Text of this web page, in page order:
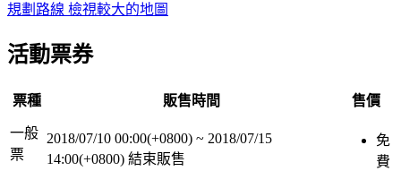
規劃路線 檢視較大的地圖
活動票券
票種 販售時間 售價
一般
票
2018/07/10 00:00(+0800) ~ 2018/07/15
14:00(+0800) 結束販售
免
費